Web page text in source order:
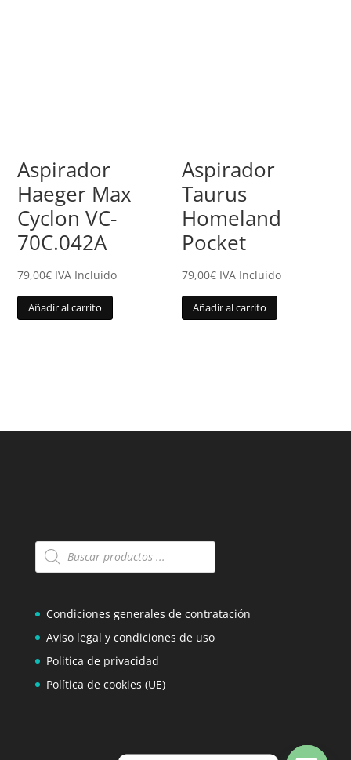
Aspirador
Haeger Max
Cyclon VC-
70C.042A
79,00€ IVA Incluido
Añadir al carrito
Aspirador
Taurus
Homeland
Pocket
79,00€ IVA Incluido
Añadir al carrito
Búsqueda
de
Condiciones generales de contratación
Aviso legal y condiciones de uso
Politica de privacidad
Política de cookies (UE)